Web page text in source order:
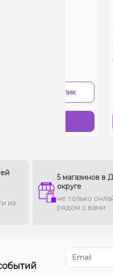
В 1 клик
из
5 магазинов в
округе
не только
рядом с вами